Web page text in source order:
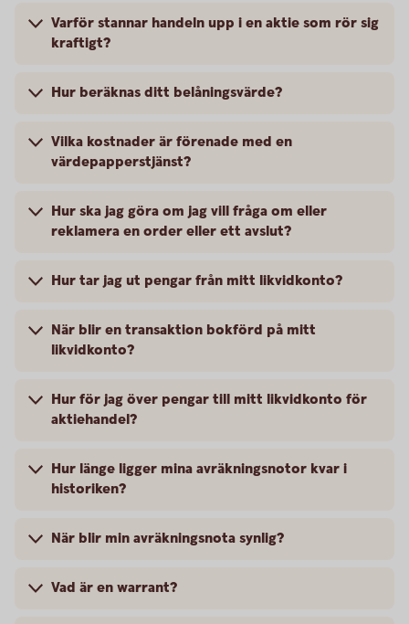
Varför stannar handeln upp i en aktie som rör sig
kraftigt?
Hur beräknas ditt belåningsvärde?
Vilka kostnader är förenade med en
värdepapperstjänst?
Hur ska jag göra om jag vill fråga om eller
reklamera en order eller ett avslut?
Hur tar jag ut pengar från mitt likvidkonto?
När blir en transaktion bokförd på mitt
likvidkonto?
Hur för jag över pengar till mitt likvidkonto för
aktiehandel?
Hur länge ligger mina avräkningsnotor kvar i
historiken?
När blir min avräkningsnota synlig?
Vad är en warrant?